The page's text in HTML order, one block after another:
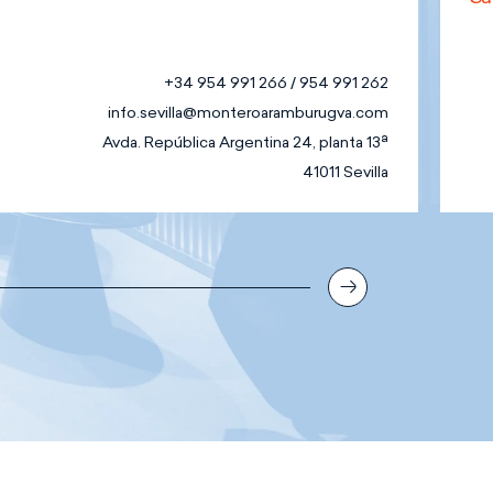
+34 954 991 266 / 954 991 262
info.sevilla@monteroaramburugva.com
Avda. República Argentina 24, planta 13ª
41011 Sevilla